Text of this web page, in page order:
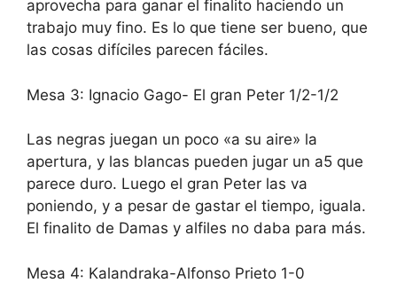
aprovecha para ganar el finalito haciendo un
trabajo muy fino. Es lo que tiene ser bueno, que
las cosas difíciles parecen fáciles.
Mesa 3: Ignacio Gago- El gran Peter 1/2-1/2
Las negras juegan un poco «a su aire» la
apertura, y las blancas pueden jugar un a5 que
parece duro. Luego el gran Peter las va
poniendo, y a pesar de gastar el tiempo, iguala.
El finalito de Damas y alfiles no daba para más.
Mesa 4: Kalandraka-Alfonso Prieto 1-0